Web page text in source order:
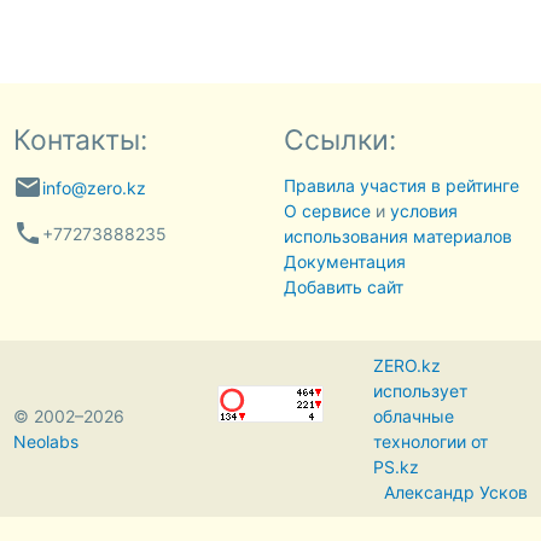
Контакты:
emailinfo@zero.kz
phone +77273888235
Ссылки:
Правила участия в рейтинге
О сервисеи условия
использования материалов
Документация
Добавить сайт
© 2002–2026
Neolabs
ZERO.kz
использует
облачные
технологии от
PS.kz
Александр Усков